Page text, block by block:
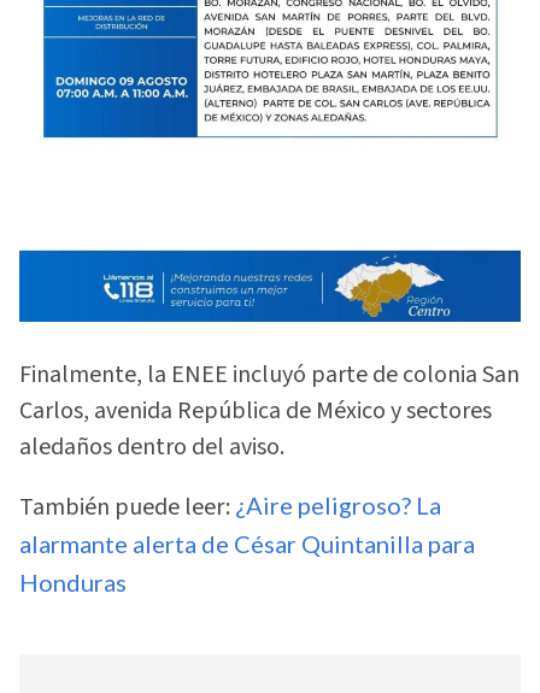
Finalmente, la ENEE incluyó parte de colonia San
Carlos, avenida República de México y sectores
aledaños dentro del aviso.
También puede leer: ¿Aire peligroso? La
alarmante alerta de César Quintanilla para
Honduras